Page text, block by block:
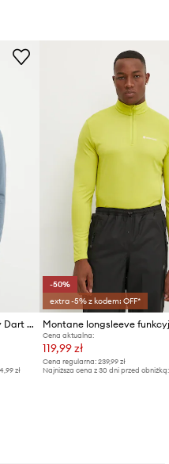
Montane longsleeve funkcyjny Dart XT
zł
-50%
extra -5% z kodem: OFF*
Montane longsleeve
Cena aktualna:
119,99 zł
Cena regularna: 239,99 zł
Najniższa cena z 30 dni przed obniżką: